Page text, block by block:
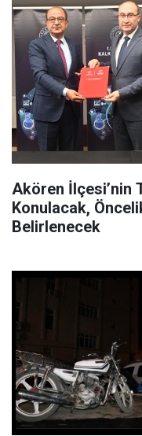
Akören İlçesi’nin
Konulacak,
Belirlenecek